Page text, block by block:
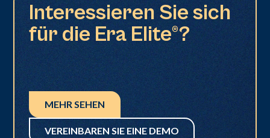
Interessieren Sie sich
für die Era Elite®?
MEHR SEHEN
VEREINBAREN SIE EINE DEMO